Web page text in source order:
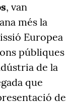
, van
més la
Europea
públiques
de la
que
de